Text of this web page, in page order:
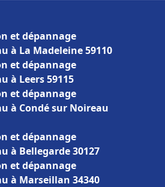
et dépannage
à La Madeleine 59110
et dépannage
à Leers 59115
et dépannage
à Condé sur Noireau
et dépannage
à Bellegarde 30127
et dépannage
à Marseillan 34340